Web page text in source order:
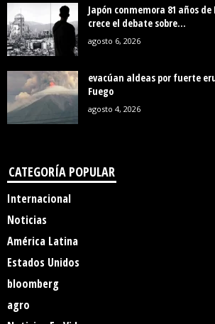
Japón conmemora 81 años
crece el debate sobre...
agosto 6, 2026
evacúan aldeas por fuerte
Fuego
agosto 4, 2026
CATEGORÍA POPULAR
Internacional
Noticias
América Latina
Estados Unidos
bloomberg
agro